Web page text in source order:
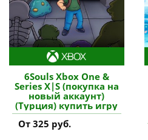
6Souls Xbox One &
Series X|S (покупка на
новый аккаунт)
(Турция) купить игру
От 325 руб.